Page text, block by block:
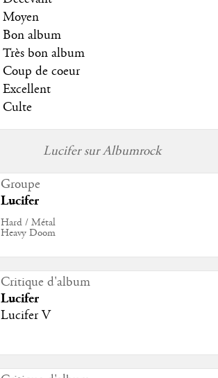
Moyen
Bon album
Très bon album
Coup de coeur
Excellent
Culte
Lucifer sur Albumrock
Groupe
Lucifer
Hard / Métal
Heavy Doom
Critique d'album
Lucifer
Lucifer V